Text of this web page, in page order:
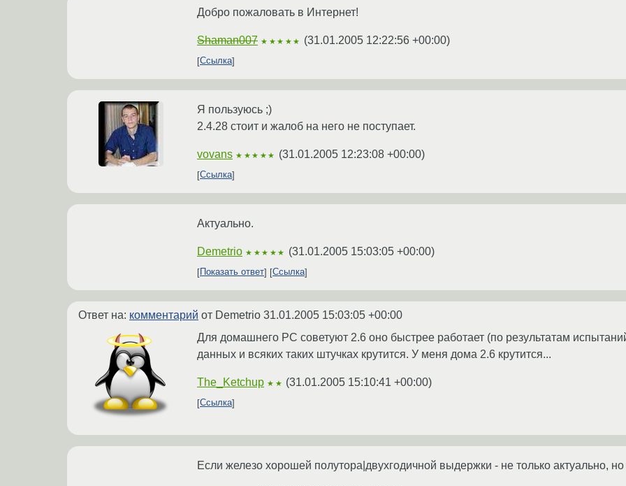
Добро пожаловать в Интернет!
Shaman007 ★★★★★ (31.01.2005 12:22:56 +00:00)
Ссылка
Я пользуюсь ;)
2.4.28 стоит и жалоб на него не поступает.
vovans ★★★★★ (31.01.2005 12:23:08 +00:00)
Ссылка
Актуально.
Demetrio ★★★★★ (31.01.2005 15:03:05 +00:00)
Показать ответ Ссылка
Ответ на: комментарий от Demetrio 31.01.2005 15:03:05 +00:00
Для домашнего PC советуют 2.6 оно быстрее работает (по результатам
данных и всяких таких штучках крутится. У меня дома 2.6 крутится...
The_Ketchup ★★ (31.01.2005 15:10:41 +00:00)
Ссылка
Если железо хорошей полутора|двухгодичной выдержки - не только актуально,